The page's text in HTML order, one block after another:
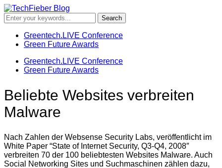
Greentech.LIVE Conference
Green Future Awards
Greentech.LIVE Conference
Green Future Awards
Beliebte Websites verbreiten
Malware
Nach Zahlen der Websense Security Labs, veröffentlicht im
White Paper “State of Internet Security, Q3-Q4, 2008″
verbreiten 70 der 100 beliebtesten Websites Malware. Auch
Social Networking Sites und Suchmaschinen zählen dazu,